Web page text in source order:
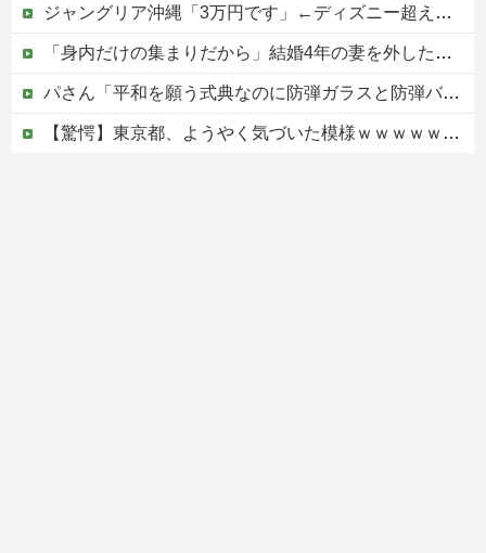
ジャングリア沖縄「3万円です」←ディズニー超えの強気価格ｗｗｗ
「身内だけの集まりだから」結婚4年の妻を外した食事会、その義理の両親が泊まりに来ると言い出して
パさん「平和を願う式典なのに防弾ガラスと防弾バッグSPで囲まれた壇上でスピーチする人が総理大臣」
【驚愕】東京都、ようやく気づいた模様ｗｗｗｗｗｗｗ